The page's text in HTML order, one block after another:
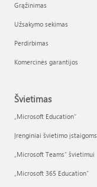
Grąžinimas
Užsakymo sekimas
Perdirbimas
Komercinės garantijos
Švietimas
„Microsoft Education“
Įrenginiai švietimo įstaigoms
„Microsoft Teams“ švietimui
„Microsoft 365 Education“